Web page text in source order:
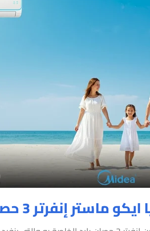
إنفرتر 3 حصان بارد